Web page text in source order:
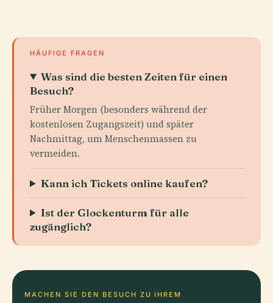
HÄUFIGE FRAGEN
Was sind die besten Zeiten für einen
Besuch?
Früher Morgen (besonders während der
kostenlosen Zugangszeit) und später
Nachmittag, um Menschenmassen zu
vermeiden.
Kann ich Tickets online kaufen?
Ist der Glockenturm für alle
zugänglich?
MACHEN SIE DEN BESUCH ZU IHREM